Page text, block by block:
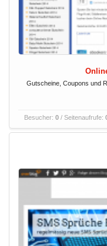
Gutscheine, Coupons und
Besucher: 0/ Seitenaufrufe: